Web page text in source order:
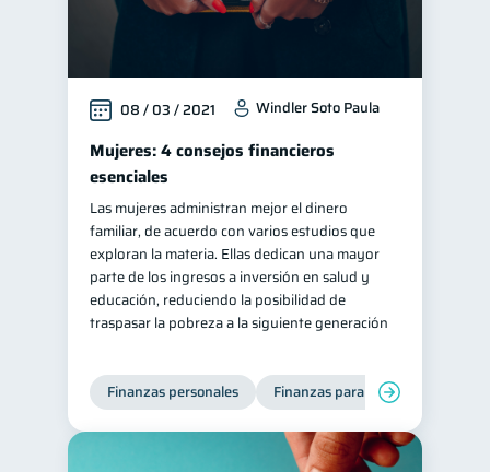
08 / 03 / 2021 Windler Soto Paula
Mujeres: 4 consejos financieros
esenciales
Las mujeres administran mejor el dinero
familiar, de acuerdo con varios estudios que
exploran la materia. Ellas dedican una mayor
parte de los ingresos a inversión en salud y
educación, reduciendo la posibilidad de
traspasar la pobreza a la siguiente generación
Finanzas personales Finanzas para mujeres